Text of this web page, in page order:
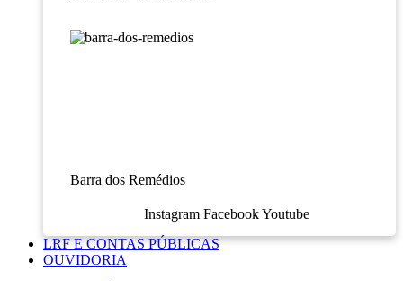
Barra dos Remédios
Instagram Facebook Youtube
LRF E CONTAS PÚBLICAS
OUVIDORIA